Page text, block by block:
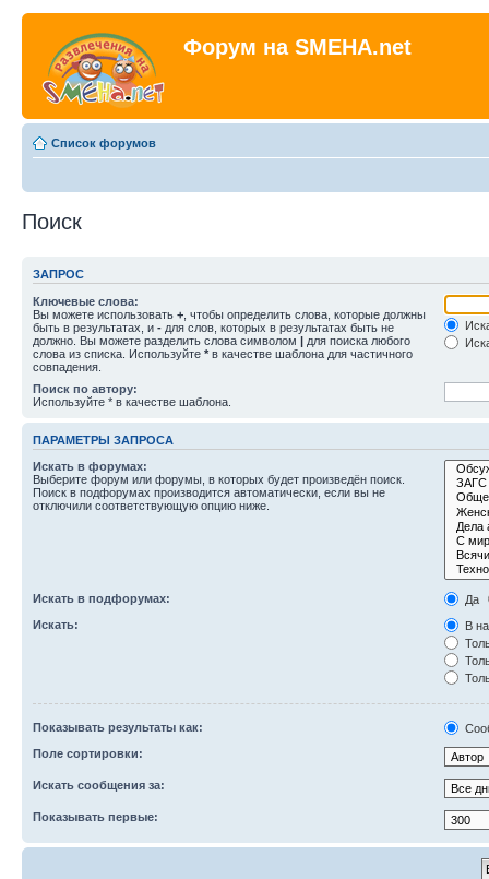
Форум на SMEHA.net
Список форумов
Поиск
ЗАПРОС
Ключевые слова:
Вы можете использовать + , чтобы определить слова, которые должны
быть в результатах, и - для слов, которых в результатах быть не
должно. Вы можете разделить слова символом | для поиска любого
слова из списка. Используйте * в качестве шаблона для частичного
совпадения.
Поиск по автору:
Используйте * в качестве шаблона.
ПАРАМЕТРЫ ЗАПРОСА
Искать в форумах:
Выберите форум или форумы, в которых будет произведён поиск.
Поиск в подфорумах производится автоматически, если вы не
отключили соответствующую опцию ниже.
Искать в подфорумах:
Да
Искать:
В
Показывать результаты как:
Поле сортировки:
Искать сообщения за:
Показывать первые: